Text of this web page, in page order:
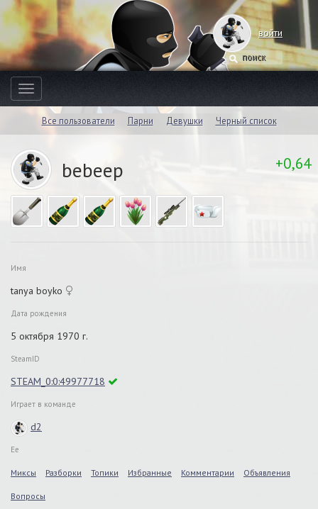
войти
Toggle
navigation
Все пользователи Парни Девушки Черный список
bebeep +0,64
Имя
tanya boyko
Дата рождения
5 октября 1970 г.
SteamID
STEAM_0:0:49977718
Играет в команде
d2
Ее
Миксы Разборки Топики Избранные Комментарии Объявления
Вопросы